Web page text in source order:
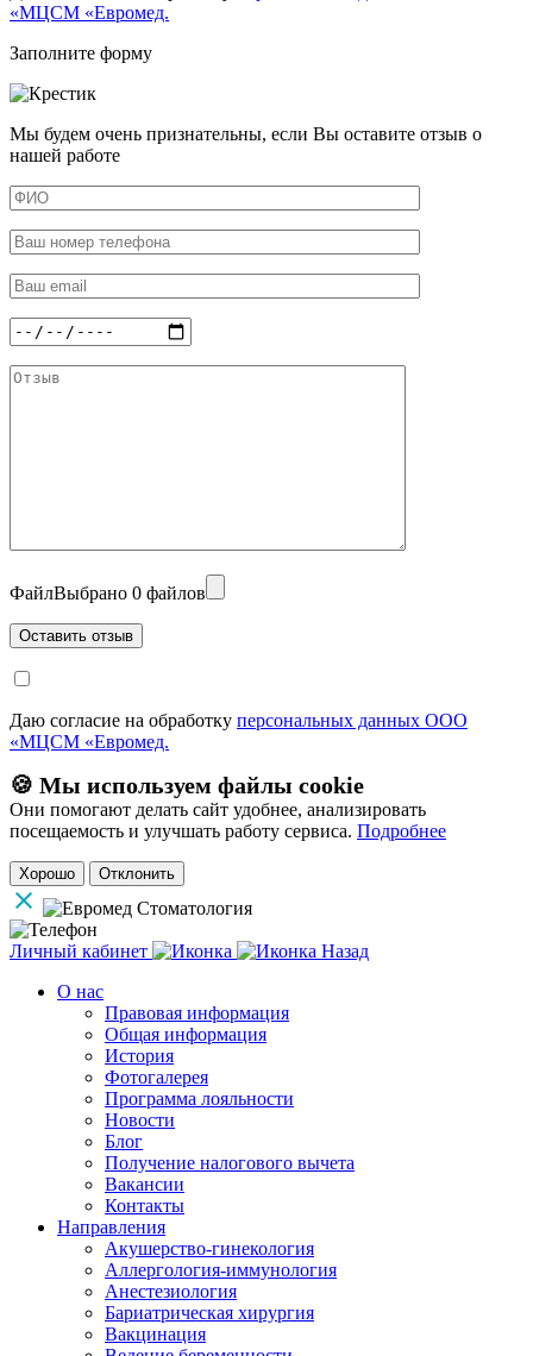
«МЦСМ «Евромед.
Заполните форму
Мы будем очень признательны, если Вы оставите отзыв о
нашей работе
ФайлВыбрано 0 файлов
Даю согласие на обработку персональных данных ООО
«МЦСМ «Евромед.
🍪 Мы используем файлы cookie
Они помогают делать сайт удобнее, анализировать
посещаемость и улучшать работу сервиса. Подробнее
Хорошо Отклонить
Личный кабинет
Назад
О нас
Правовая информация
Общая информация
История
Фотогалерея
Программа лояльности
Новости
Блог
Получение налогового вычета
Вакансии
Контакты
Направления
Акушерство-гинекология
Аллергология-иммунология
Анестезиология
Бариатрическая хирургия
Вакцинация